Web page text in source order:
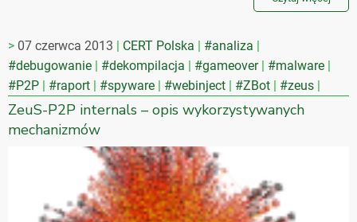
07 czerwca 2013 CERT Polska
#analiza
#debugowanie
#dekompilacja #gameover
#malware
#P2P
#raport #spyware #webinject #ZBot #zeus
ZeuS-P2P internals – opis wykorzystywanych
mechanizmów